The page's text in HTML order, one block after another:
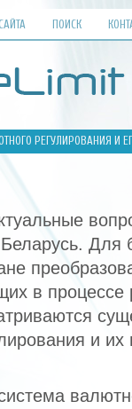
ПОИСК
РЕГУЛИРОВАНИЯ И
Для
в процессе
и их